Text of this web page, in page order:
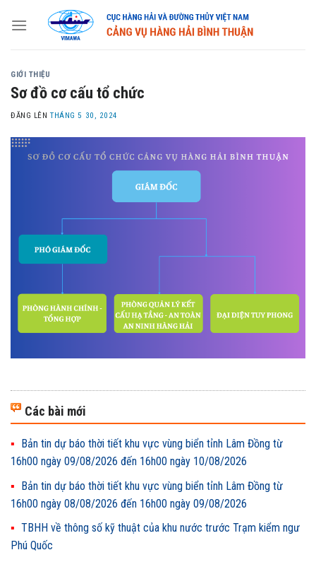
GIỚI THIỆU
Sơ đồ cơ cấu tổ chức
ĐĂNG LÊNTHÁNG 5 30, 2024
Các bài mới
Bản tin dự báo thời tiết khu vực vùng biển tỉnh Lâm Đồng từ
16h00 ngày 09/08/2026 đến 16h00 ngày 10/08/2026
Bản tin dự báo thời tiết khu vực vùng biển tỉnh Lâm Đồng từ
16h00 ngày 08/08/2026 đến 16h00 ngày 09/08/2026
TBHH về thông số kỹ thuật của khu nước trước Trạm kiểm ngư
Phú Quốc